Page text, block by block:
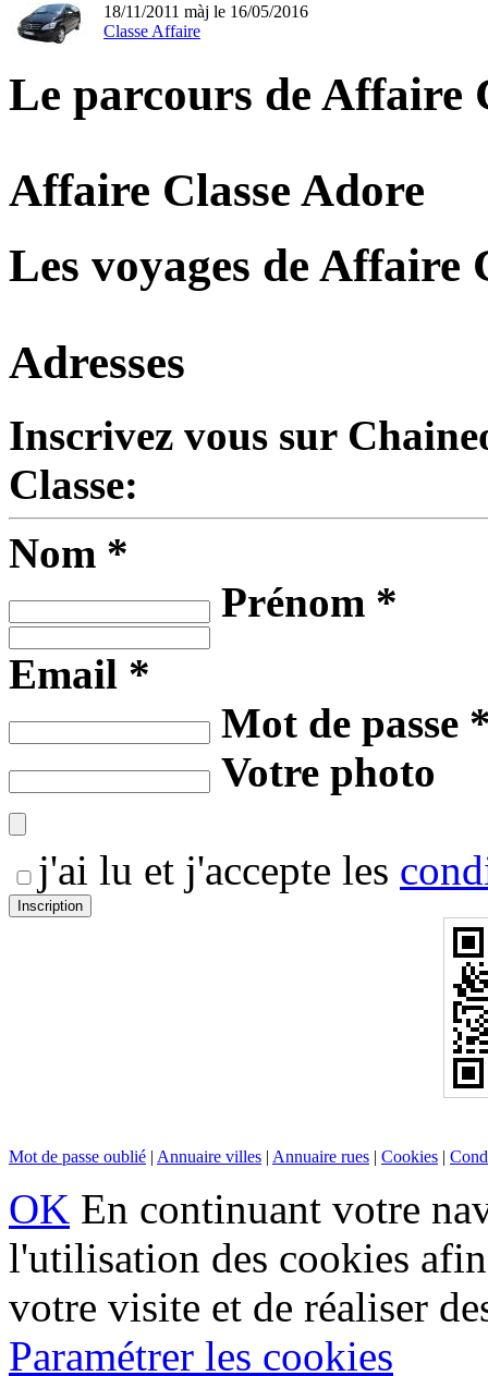
18/11/2011 màj le 16/05/2016
Classe Affaire
Le parcours de Affaire
Affaire Classe Adore
Les voyages de Affaire
Adresses
Inscrivez vous sur
Classe:
Nom *
Prénom *
Email *
Mot de passe
Votre photo
j'ai lu et j'accepte les
Mot de passe oublié | Annuaire villes | Annuaire rues | Cookies |
OK En continuant votre
l'utilisation des cookies
votre visite et de réaliser
Paramétrer les cookies